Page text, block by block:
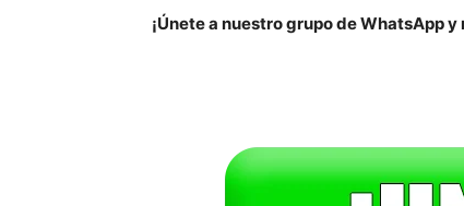
¡Únete a nuestro grupo de WhatsApp